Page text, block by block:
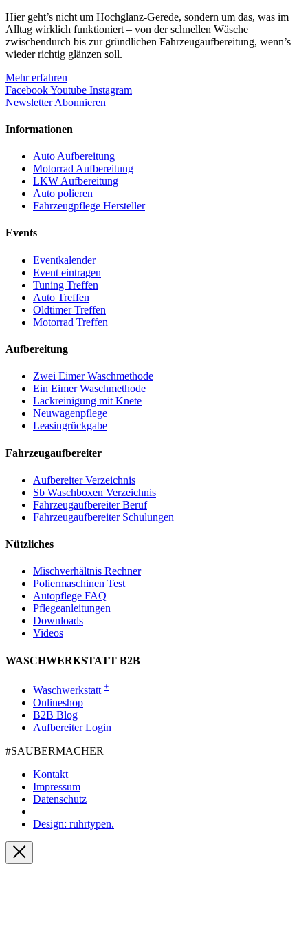
Hier geht’s nicht um Hochglanz-Gerede, sondern um das, was im
Alltag wirklich funktioniert – von der schnellen Wäsche
zwischendurch bis zur gründlichen Fahrzeugaufbereitung, wenn’s
wieder richtig glänzen soll.
Mehr erfahren
FacebookYoutube Instagram
Newsletter Abonnieren
Informationen
Auto Aufbereitung
Motorrad Aufbereitung
LKW Aufbereitung
Auto polieren
Fahrzeugpflege Hersteller
Events
Eventkalender
Event eintragen
Tuning Treffen
Auto Treffen
Oldtimer Treffen
Motorrad Treffen
Aufbereitung
Zwei Eimer Waschmethode
Ein Eimer Waschmethode
Lackreinigung mit Knete
Neuwagenpflege
Leasingrückgabe
Fahrzeugaufbereiter
Aufbereiter Verzeichnis
Sb Waschboxen Verzeichnis
Fahrzeugaufbereiter Beruf
Fahrzeugaufbereiter Schulungen
Nützliches
Mischverhältnis Rechner
Poliermaschinen Test
Autopflege FAQ
Pflegeanleitungen
Downloads
Videos
WASCHWERKSTATT B2B
Waschwerkstatt +
Onlineshop
B2B Blog
Aufbereiter Login
#SAUBER­MACHER
Kontakt
Impressum
Datenschutz
Design: ruhrtypen.